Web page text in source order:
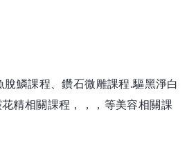
脫鱗課程、鑽石微雕課程.驅黑淨白
精相關課程，，，等美容相關課